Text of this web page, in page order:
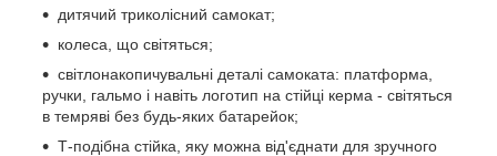
дитячий триколісний самокат;
колеса, що світяться;
світлонакопичувальні деталі самоката: платформа,
ручки, гальмо і навіть логотип на стійці керма - світяться
в темряві без будь-яких батарейок;
Т-подібна стійка, яку можна від'єднати для зручного